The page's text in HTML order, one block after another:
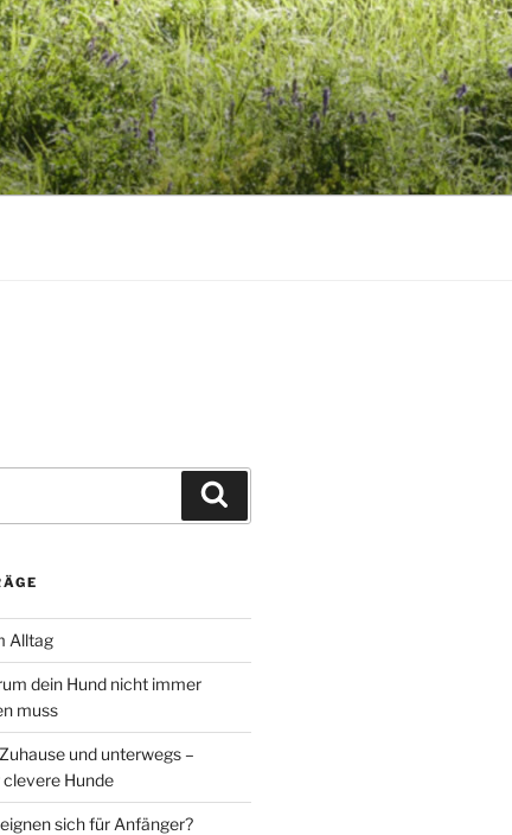
Alltag
dein Hund nicht immer
muss
und unterwegs –
Hunde
sich für Anfänger?